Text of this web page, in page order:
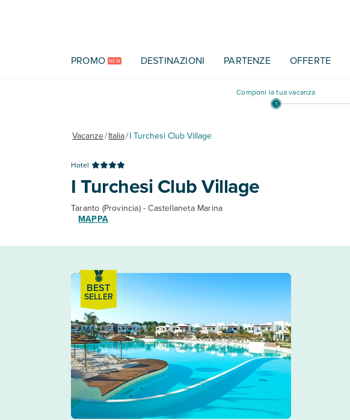
PROMO NEW DESTINAZIONI PARTENZE OFFERTE
Componi la tua vacanza
Vacanze/Italia/I Turchesi Club Village
Hotel
I Turchesi Club Village
Taranto (Provincia) - Castellaneta Marina
MAPPA
BEST
SELLER